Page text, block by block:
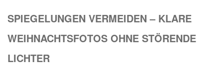
SPIEGELUNGEN VERMEIDEN – KLARE
WEIHNACHTSFOTOS OHNE STÖRENDE
LICHTER